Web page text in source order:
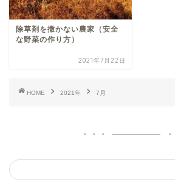
除草剤を撒かない農家（安全
な野菜の作り方）
2021年7月22日
HOME 2021年 7月